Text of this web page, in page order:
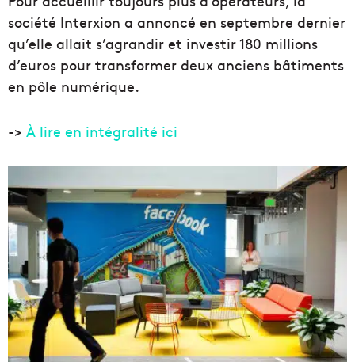
société Interxion a annoncé en septembre dernier
qu’elle allait s’agrandir et investir 180 millions
d’euros pour transformer deux anciens bâtiments
en pôle numérique.
-> À lire en intégralité ici